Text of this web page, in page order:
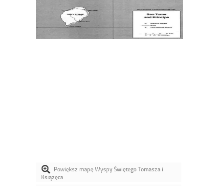
Powiększ mapę Wyspy Świętego Tomasza i
Książęca